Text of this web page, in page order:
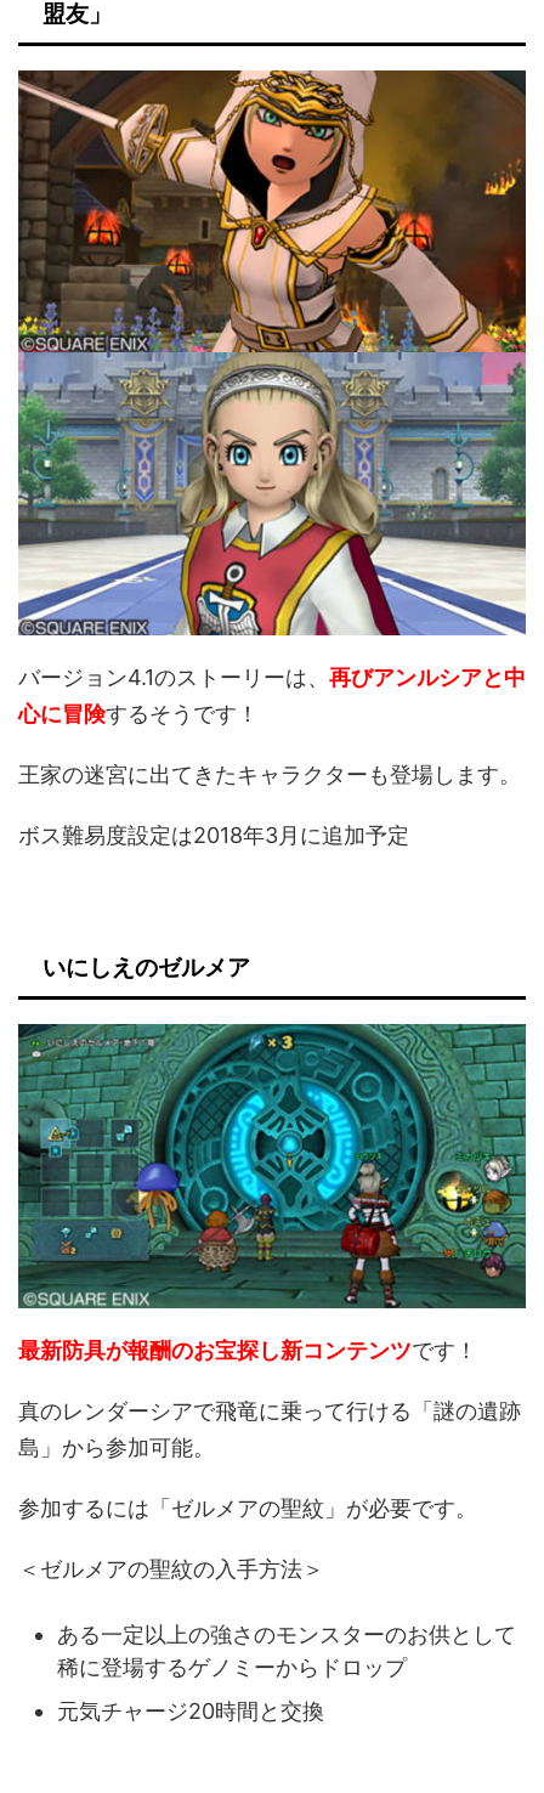
盟友」
バージョン4.1のストーリーは、 再びアンルシアと中
心に冒険するそうです！
王家の迷宮に出てきたキャラクターも登場します。
ボス難易度設定は2018年3月に追加予定
いにしえのゼルメア
最新防具が報酬のお宝探し新コンテンツです！
真のレンダーシアで飛竜に乗って行ける「謎の遺跡
島」から参加可能。
参加するには「ゼルメアの聖紋」が必要です。
＜ゼルメアの聖紋の入手方法＞
ある一定以上の強さのモンスターのお供として
稀に登場するゲノミーからドロップ
元気チャージ20時間と交換